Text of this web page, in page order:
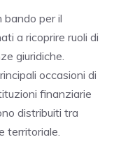
bando per il
a ricoprire ruoli di
giuridiche.
occasioni di
finanziarie
distribuiti tra
territoriale.